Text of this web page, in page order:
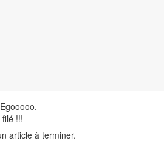
!!!
article à terminer.